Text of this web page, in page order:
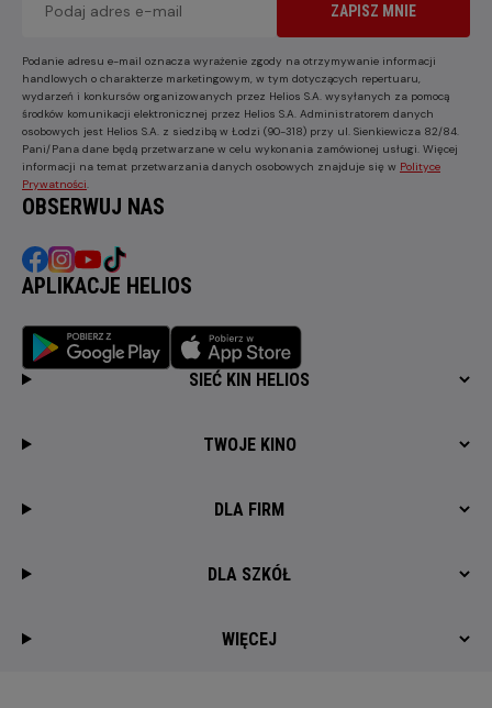
ZAPISZ MNIE
Podanie adresu e-mail oznacza wyrażenie zgody na otrzymywanie informacji
handlowych o charakterze marketingowym, w tym dotyczących repertuaru,
wydarzeń i konkursów organizowanych przez Helios S.A. wysyłanych za pomocą
środków komunikacji elektronicznej przez Helios S.A. Administratorem danych
osobowych jest Helios S.A. z siedzibą w Łodzi (90-318) przy ul. Sienkiewicza 82/84.
Pani/Pana dane będą przetwarzane w celu wykonania zamówionej usługi. Więcej
informacji na temat przetwarzania danych osobowych znajduje się w Polityce
Prywatności
OBSERWUJ NAS
APLIKACJE HELIOS
SIEĆ KIN HELIOS
TWOJE KINO
DLA FIRM
DLA SZKÓŁ
WIĘCEJ